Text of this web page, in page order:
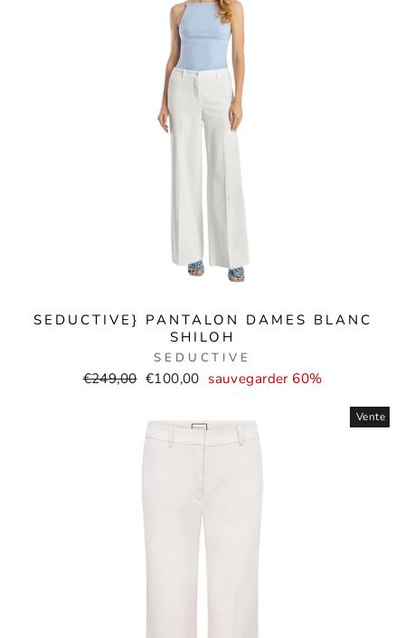
SEDUCTIVE} PANTALON DAMES BLANC
SHILOH
SEDUCTIVE
Prix
€249,00 Prix
vente
€100,00 sauvegarder 60%
Vente